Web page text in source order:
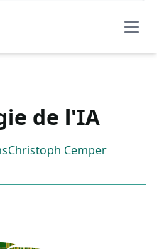
de l'IA
Christoph Cemper